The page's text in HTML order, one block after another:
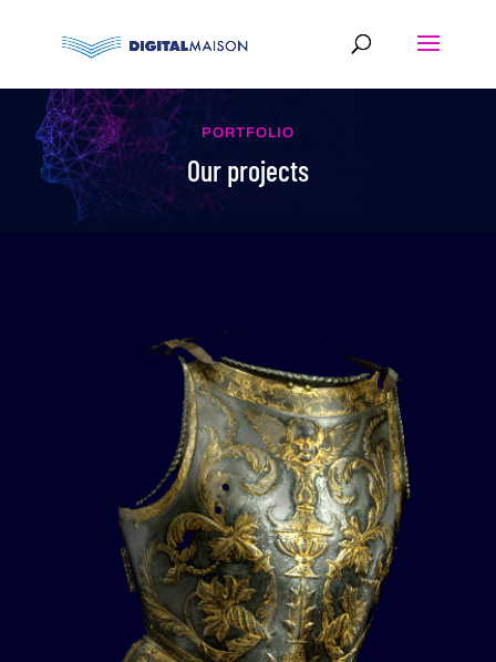
PORTFOLIO
Our projects